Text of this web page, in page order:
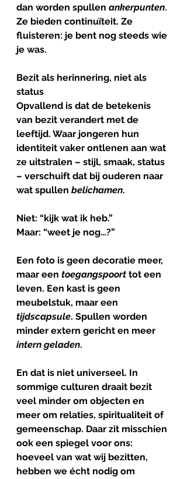
dan worden spullen ankerpunten.
Ze bieden continuïteit. Ze
fluisteren: je bent nog steeds wie
je was.
Bezit als herinnering, niet als
status
Opvallend is dat de betekenis
van bezit verandert met de
leeftijd. Waar jongeren hun
identiteit vaker ontlenen aan wat
ze uitstralen – stijl, smaak, status
– verschuift dat bij ouderen naar
wat spullen belichamen.
Niet: “kijk wat ik heb.”
Maar: “weet je nog…?”
Een foto is geen decoratie meer,
maar een toegangspoort tot een
leven. Een kast is geen
meubelstuk, maar een
tijdscapsule. Spullen worden
minder extern gericht en meer
intern geladen.
En dat is niet universeel. In
sommige culturen draait bezit
veel minder om objecten en
meer om relaties, spiritualiteit of
gemeenschap. Daar zit misschien
ook een spiegel voor ons:
hoeveel van wat wij bezitten,
hebben we écht nodig om